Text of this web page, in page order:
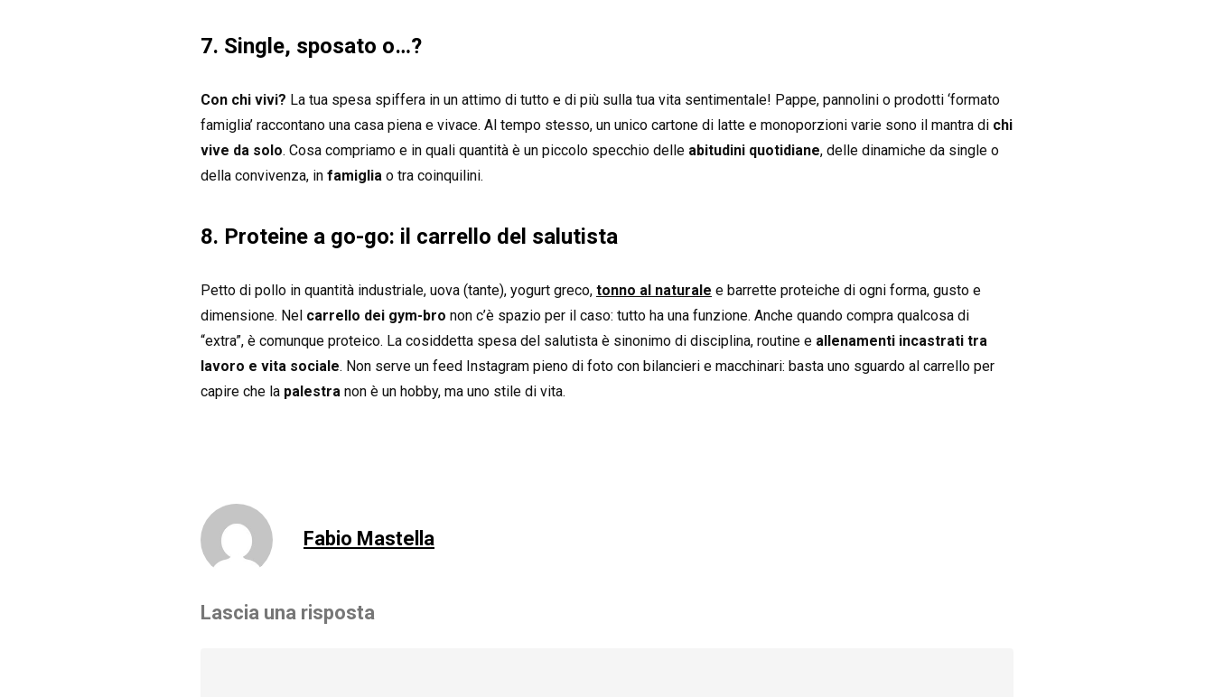
7. Single, sposato o…?
Con chi vivi? La tua spesa spiffera in un attimo di tutto e di più sulla tua vita sentimentale! Pappe, pannolini o prodotti ‘formato
famiglia’ raccontano una casa piena e vivace. Al tempo stesso, un unico cartone di latte e monoporzioni varie sono il mantra di chi
vive da solo. Cosa compriamo e in quali quantità è un piccolo specchio delle abitudini quotidiane, delle dinamiche da single o
della convivenza, in famiglia o tra coinquilini.
8. Proteine a go-go: il carrello del salutista
Petto di pollo in quantità industriale, uova (tante), yogurt greco, tonno al naturale e barrette proteiche di ogni forma, gusto e
dimensione. Nel carrello dei gym-bro non c’è spazio per il caso: tutto ha una funzione. Anche quando compra qualcosa di
“extra”, è comunque proteico. La cosiddetta spesa del salutista è sinonimo di disciplina, routine e allenamenti incastrati tra
lavoro e vita sociale. Non serve un feed Instagram pieno di foto con bilancieri e macchinari: basta uno sguardo al carrello per
capire che la palestra non è un hobby, ma uno stile di vita.
Fabio Mastella
Lascia una risposta